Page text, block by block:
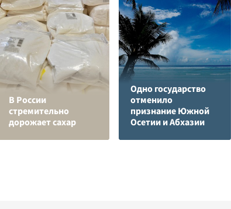
В России
стремительно
дорожает сахар
Одно государство
отменило
признание Южной
Осетии и Абхазии